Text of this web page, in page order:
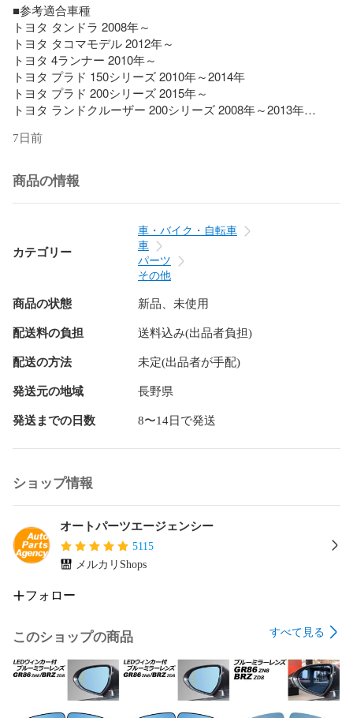
■参考適合車種
トヨタ タンドラ 2008年～
トヨタ タコマモデル 2012年～
トヨタ 4ランナー 2010年～
トヨタ プラド 150シリーズ 2010年～2014年
トヨタ プラド 200シリーズ 2015年～
トヨタ ランドクルーザー 200シリーズ 2008年～2013年
トヨタ ハイラックス 2015年～
※こちらの商品は純正品ではございません。
※入荷時期により、若干の仕様変更がある場合がございます。
※適合情報はあくまでも参考となります。
年式、グレード等により形状が合わない場合がございま
す。形状やサイズをよくご確認下さい。
※取り付け前に、フィッティング確認(仮合わせ)をお願いしま
※取り付け後の交換、返品、返金は承りかねます。
※輸入品の為、多少の汚れ、スレがある場合がございます。
※商品の取り付けにつきまして、当店でのサポートおよびアド
バイスは行っておりません。
また、取り付けや使用に際して生じた破損での返品・交換
は致しかねます。
等に関して弊社では責任を負いかねます。
当社では複数店舗を運営し他店舗でも販売しております。
そのため、商品の品切れ等によりお届けできない場合、 また
はお届けが遅れる場合がございます。
その際には当店よりご連絡を差し上げますが、あらかじめご
了承くださいますようお願いいたします。
また、商品の手配が行えないことが判明してから商品ページ
に反映されるまで、営業日・営業時間の都合により数日ほど
お時間をいただく場合がございます。
増設用 LEDスイッチ スイッチホールカバー パネルLEDスイッ
チ LEDボタン LEDランプ 増設スイッチ 後付スイッチ 切り替
えスイッチ 車載スイッチ 電源スイッチ フロントスイッチ ラ
イトスイッチ ランプスイッチ パネルスイッチ スイッチ ボタ
ン ポート LED ライト ランプ 点灯 照明 増設 後付 後付け 追加
増やす ブルー 青 BLUE グリーン 緑 GREEN トヨタ TOYOTA
7日前
商品の情報
カテゴリー
車・バイク・自転車
車
パーツ
その他
商品の状態 新品、未使用
配送料の負担 送料込み(出品者負担)
配送の方法 未定(出品者が手配)
発送元の地域 長野県
発送までの日数 8〜14日で発送
ショップ情報
オートパーツエージェンシー
5115
メルカリShops
フォロー
このショップの商品 すべて見る